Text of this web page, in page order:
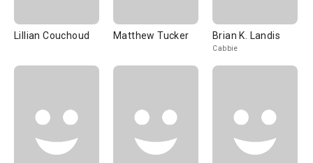
Lillian Couchoud Matthew Tucker Brian K. Landis
Cabbie